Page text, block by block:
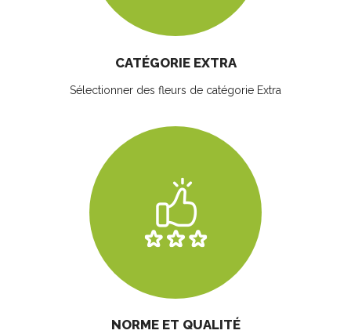
CATÉGORIE EXTRA
Sélectionner des fleurs de catégorie Extra
NORME ET QUALITÉ